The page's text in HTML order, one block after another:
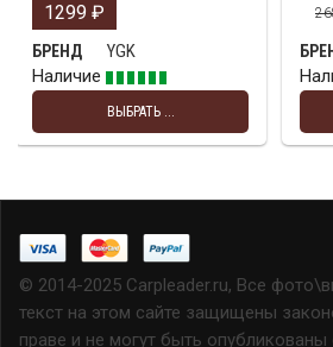
1299 ₽
БРЕНД
YGK
Наличие
ВЫБРАТЬ ...
© 2014-2025 Carpleader.ru, Все
текст на этом сайте защищены
праве и не могут быть